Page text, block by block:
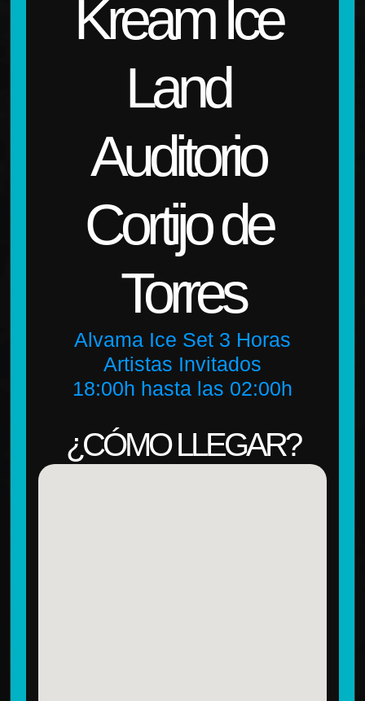
Kream Ice
Land
Auditorio
Cortijo de
Torres
Alvama Ice Set 3 Horas
Artistas Invitados
18:00h hasta las 02:00h
¿CÓMO LLEGAR?